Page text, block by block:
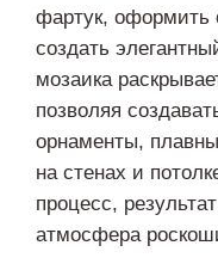
фартук, оформить
создать
мозаика
позволяя
орнаменты,
на стенах и
процесс,
атмосфера